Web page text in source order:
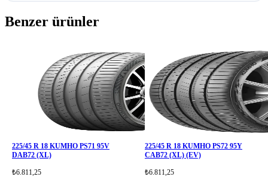
Benzer ürünler
225/45 R 18 KUMHO PS71 95V
DAB72 (XL)
₺6.811,25
225/45 R 18 KUMHO PS72 95Y
CAB72 (XL) (EV)
₺6.811,25